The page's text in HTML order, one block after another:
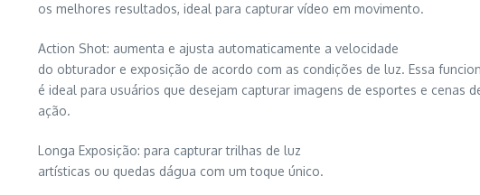
os melhores resultados, ideal para capturar vídeo em movimento.
Action Shot: aumenta e ajusta automaticamente a velocidade
do obturador e exposição de acordo com as condições de luz. Essa
é ideal para usuários que desejam capturar imagens de esportes e cenas
ação.
Longa Exposição: para capturar trilhas de luz
artísticas ou quedas dágua com um toque único.